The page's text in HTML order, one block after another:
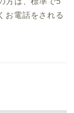
お電話をされる